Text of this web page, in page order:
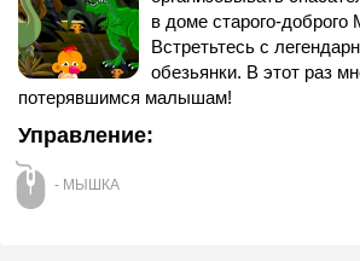
в доме старого-
Встретьтесь с
обезьянки. В этот раз
потерявшимся малышам!
Управление:
- МЫШКА